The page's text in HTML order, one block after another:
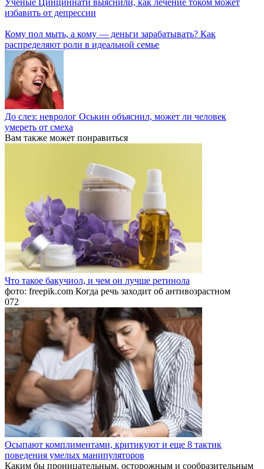
Ученые Цинциннати выяснили, как лечение током может
избавить от депрессии
Кому пол мыть, а кому — деньги зарабатывать? Как
распределяют роли в идеальной семье
До слез: невролог Оськин объяснил, может ли человек
умереть от смеха
Вам также может понравиться
Что такое бакучиол, и чем он лучше ретинола
фото: freepik.com Когда речь заходит об антивозрастном
072
Осыпают комплиментами, критикуют и еще 8 тактик
поведения умелых манипуляторов
Каким бы проницательным, осторожным и сообразительным